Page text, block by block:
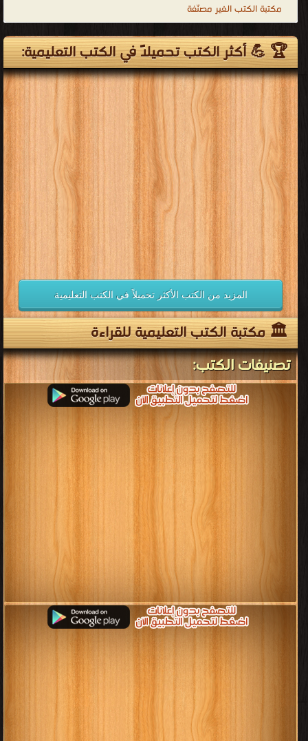
اكتساب
الخبرات
والمهارات
المختلفة
التي
تُحدث
تغييرًا إيجابيًا في فكرهم لحل مشاكلهم بأنفسهم، كما ينمّي لديهم حس
الإبداع، ويجعلهم يتقنون الخبرات و المهارات الحياتية والعلمية اللازمة
كي يستمروا في التقدم بأنفسهم مدى الحياة ودون توقف. إن العالم
اليوم يشهد ثورة معرفية تتطوّر باستمرار، الأمر الذي يتطلب من الأفراد
مواكبة هذه التطورات بالتعليم المستمر.. educational books free
download ، educational books for teachers ، educational books for
adults ، free educational books ، educational books for toddlers ،
educational books for babies ، educational books to read ،
madhubun educational books ، educational books ، .
مكتبة الكتب الغير مصنّفة
🏆 💪 أكثر الكتب تحميلاً في الكتب التعليمية:
المزيد من الكتب الأكثر تحميلاً في الكتب التعليمية
🏛 مكتبة الكتب التعليمية للقراءة
تصنيفات الكتب: